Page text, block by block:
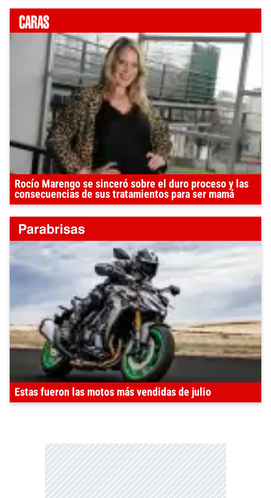
Rocío Marengo se sinceró sobre el duro proceso y las
consecuencias de sus tratamientos para ser mamá
Estas fueron las motos más vendidas de julio